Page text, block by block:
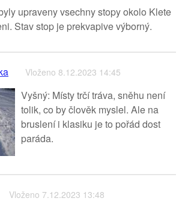
upraveny vsechny stopy okolo Klete
Stav stop je prekvapive výborný.
Vloženo 8.12.2023 14:45
Vyšný: Místy trčí tráva, sněhu není
tolik, co by člověk myslel. Ale na
bruslení i klasiku je to pořád dost
paráda.
Vloženo 7.12.2023 13:48